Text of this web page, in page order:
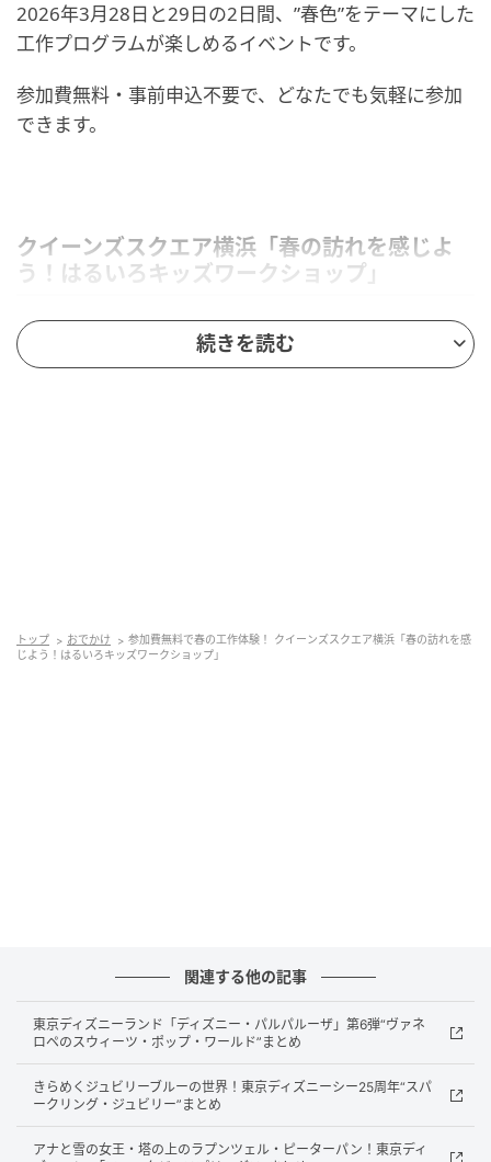
2026年3月28日と29日の2日間、”春色”をテーマにした
工作プログラムが楽しめるイベントです。
参加費無料・事前申込不要で、どなたでも気軽に参加
できます。
クイーンズスクエア横浜「春の訪れを感じよ
う！はるいろキッズワークショップ」
開催日時：2026年3月28日(土)・29日(日) 11:00〜
17:00（最終受付16:30）
季節を感じるものづくりが楽しめます。
両日ともに異なるプログラムを用意しており、2日間通
して参加するのもおすすめです。
続きを読む
トップ おでかけ
参加費無料で春の工作体験！ クイーンズスクエア横浜「春の訪れを感
じよう！はるいろキッズワークショップ」
関連する他の記事
東京ディズニーランド「ディズニー・パルパルーザ」第6弾“ヴァネ
ロペのスウィーツ・ポップ・ワールド”まとめ
きらめくジュビリーブルーの世界！東京ディズニーシー25周年“スパ
ークリング・ジュビリー”まとめ
アナと雪の女王・塔の上のラプンツェル・ピーターパン！東京ディ